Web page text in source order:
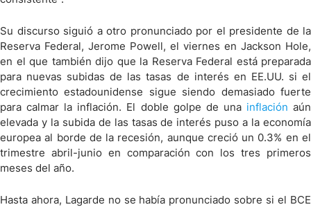
Su discurso siguió a otro pronunciado por el presidente de la
Reserva Federal, Jerome Powell, el viernes en Jackson Hole,
en el que también dijo que la Reserva Federal está preparada
para nuevas subidas de las tasas de interés en EE.UU. si el
crecimiento estadounidense sigue siendo demasiado fuerte
para calmar la inflación. El doble golpe de una inflación aún
elevada y la subida de las tasas de interés puso a la economía
europea al borde de la recesión, aunque creció un 0.3% en el
trimestre abril-junio en comparación con los tres primeros
meses del año.
Hasta ahora, Lagarde no se había pronunciado sobre si el BCE